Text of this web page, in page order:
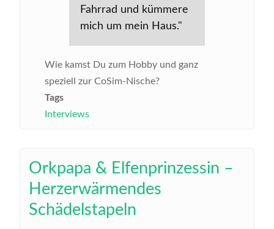
Fahrrad und kümmere
mich um mein Haus."
Wie kamst Du zum Hobby und ganz
speziell zur CoSim-Nische?
Tags
Interviews
Orkpapa & Elfenprinzessin –
Herzerwärmendes
Schädelstapeln